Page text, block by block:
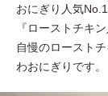
おにぎり人気No.1
『ローストチキ
自慢のロースト
わおにぎりです。